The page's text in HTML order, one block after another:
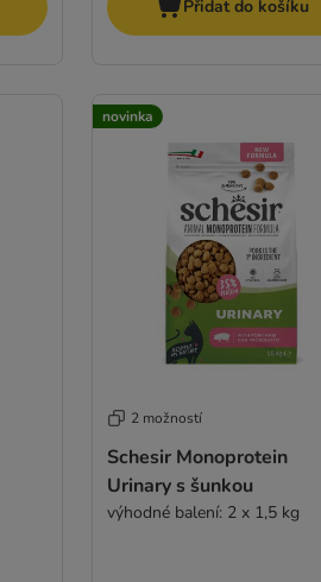
Přidat do košíku
novinka
2 možností
Schesir Monoprotein
Urinary s šunkou
výhodné balení: 2 x 1,5 kg